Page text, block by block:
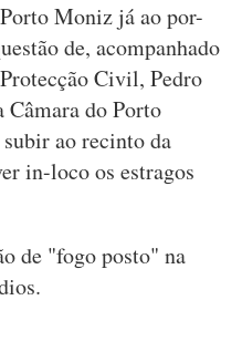
Moniz já ao por-
de, acompanhado
Civil, Pedro
Câmara do Porto
ao recinto da
in-loco os estragos
de "fogo posto" na